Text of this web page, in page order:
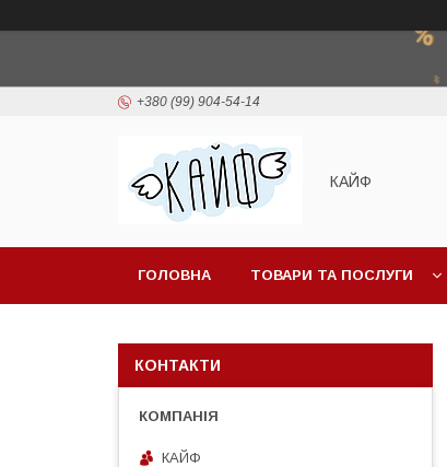
+380 (99) 904-54-14
КАЙФ
ГОЛОВНА ТОВАРИ ТА ПОСЛУГИ
КОНТАКТИ
КАЙФ